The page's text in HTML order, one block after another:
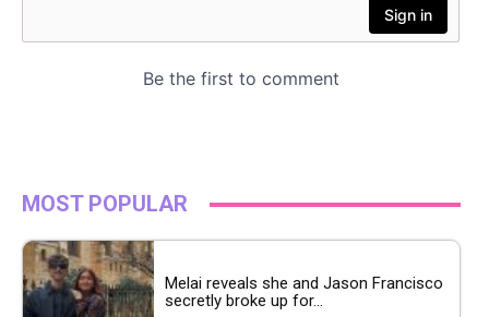
MOST POPULAR
Melai reveals she and Jason Francisco
secretly broke up for...